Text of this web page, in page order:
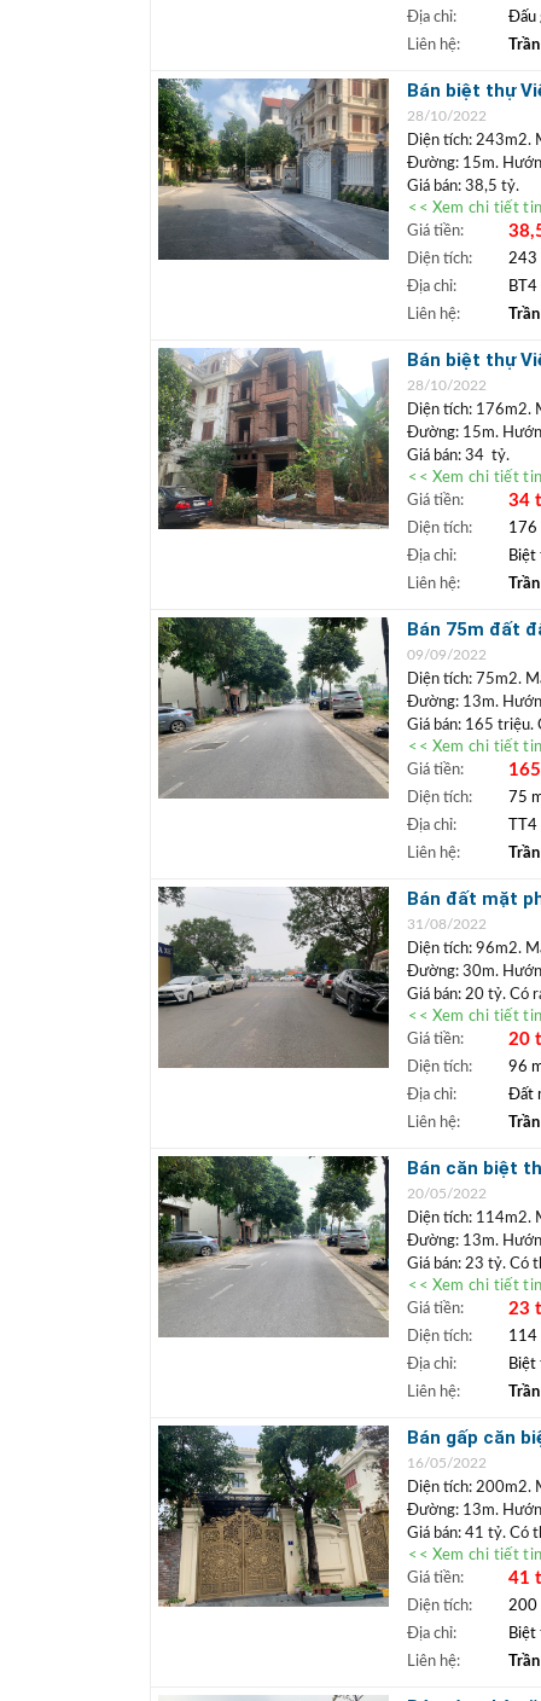
BĐS)
+ Trần Đức
sinh lời cao.
Địa chỉ:
Đấu
Liên hệ:
Bán biệt thự
thoáng đãng
28/10/2022
Diện tích: 243m2.
Đường: 15m.
Giá bán: 38,5 tỷ.
Vị trí:Bán biệt
mát. Căn nào
biệt thự Việt
yên tĩnh. Căn
biệt thự giá
BĐS)
+ Trần Đức
+ Tiếp cận
<< Xem chi tiết
Giá tiền:
Diện tích:
243
Địa chỉ:
Liên hệ:
Bán biệt thự
28/10/2022
Diện tích: 176m2.
Đường: 15m.
Giá bán: 34 tỷ.
Vị trí:Bán biệt
yên tĩnh. Xung
khu đẹp nhất
văn minh,
+++ A/C xem nhà
+ Trần Đức
+ Tiếp cận
<< Xem chi tiết
Giá tiền:
34
Diện tích:
176
Địa chỉ:
Biệt
Liên hệ:
Bán 75m đất
09/09/2022
Diện tích: 75m2.
Đường: 13m.
Giá bán: 165 triệu.
Vị trí:Đất khu đấu
Lô đất xung quanh
cách trung tâm
và giữ tiền lâu dài.
+++ A/C xem nhà
+ Trần Đức
+ Hãy mua
sinh lời cao.
<< Xem chi tiết
Giá tiền:
Diện tích:
75
Địa chỉ:
Liên hệ:
Bán đất mặt
31/08/2022
Diện tích: 96m2.
Đường: 30m.
Giá bán: 20 tỷ. Có
Vị trí: Lô đất độc
Long Biên, thuộc
uất và đông đúc.
tại. Mảnh đất phù
+++ A/C xem nhà
+ Trần Đức
+ Hãy mua
sinh lời cao.
<< Xem chi tiết
Giá tiền:
20
Diện tích:
96
Địa chỉ:
Đất
Liên hệ:
Bán căn biệt
20/05/2022
Diện tích: 114m2.
Đường: 13m.
Giá bán: 23 tỷ. Có
Vị trí: Cănbiệt thự
trong lành. Hiện tại
vực cách các
cư và học tập. Căn
+++ A/C xem nhà
+ Trần Đức
+ Hãy mua
sinh lời cao.
<< Xem chi tiết
Giá tiền:
23
Diện tích:
114
Địa chỉ:
Biệt
Liên hệ:
Bán gấp căn
Đức Thận
16/05/2022
Diện tích: 200m2.
Đường: 13m.
Giá bán: 41 tỷ. Có
Vị trí: Cănbiệt thự
vô cùng thẩm mỹ.
xanh rất xứng đáng
có điều kiện, sống
Nội thất toàn loại
Tầng 1:Phòng
<< Xem chi tiết
Giá tiền:
41
Diện tích:
200
Địa chỉ:
Biệt
Liên hệ: